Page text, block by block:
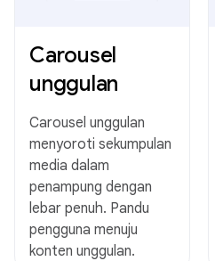
Carousel
unggulan
Carousel unggulan
menyoroti sekumpulan
media dalam
penampung dengan
lebar penuh. Pandu
pengguna menuju
konten unggulan.